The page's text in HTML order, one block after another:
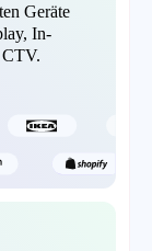
Geräte
In-